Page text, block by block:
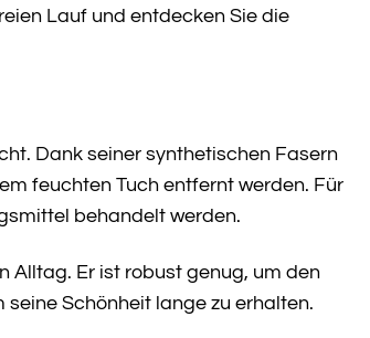
Lauf und entdecken Sie die
Dank seiner synthetischen Fasern
feuchten Tuch entfernt werden. Für
behandelt werden.
Alltag. Er ist robust genug, um den
Schönheit lange zu erhalten.